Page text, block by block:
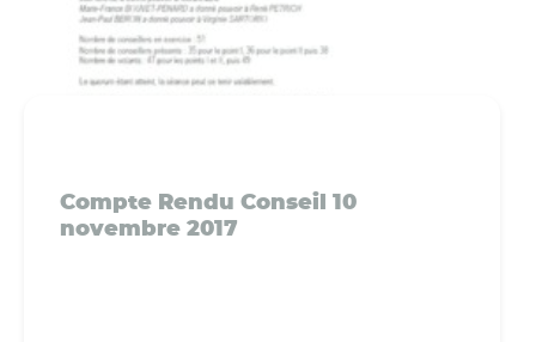
Compte Rendu Conseil 10
novembre 2017